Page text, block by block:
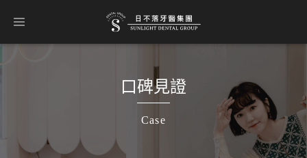
口碑見證
Case